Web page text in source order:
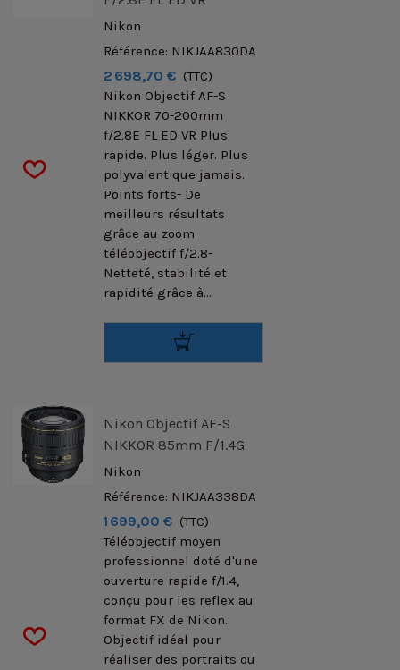
Nikon
Référence: NIKJAA830DA
2 698,70 € (TTC)
Nikon Objectif AF-S
NIKKOR 70-200mm
f/2.8E FL ED VR Plus
rapide. Plus léger. Plus
polyvalent que jamais.
Points forts- De
meilleurs résultats
grâce au zoom
téléobjectif f/2.8-
Netteté, stabilité et
rapidité grâce à...
Nikon Objectif AF-S
NIKKOR 85mm F/1.4G
Nikon
Référence: NIKJAA338DA
1 699,00 € (TTC)
Téléobjectif moyen
professionnel doté d'une
ouverture rapide f/1.4,
conçu pour les reflex au
format FX de Nikon.
Objectif idéal pour
réaliser des portraits ou